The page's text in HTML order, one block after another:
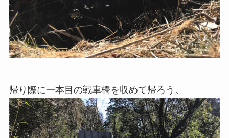
帰り際に一本目の戦車橋を収めて帰ろう。